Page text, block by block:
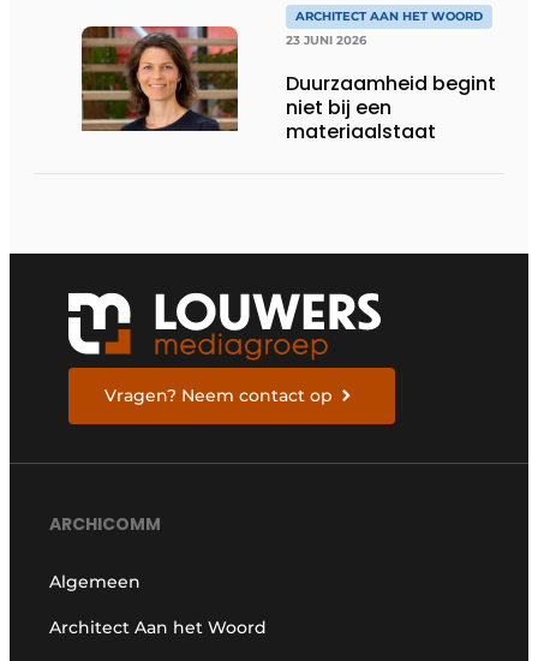
TOEKOMST
ARCHITECT AAN HET WOORD
23 JUNI 2026
Duurzaamheid begint
niet bij een
materiaalstaat
Vragen? Neem contact op
ARCHICOMM
Algemeen
Architect Aan het Woord